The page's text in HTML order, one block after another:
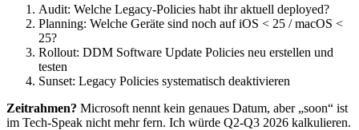
Audit: Welche Legacy-Policies habt ihr aktuell deployed?
Planning: Welche Geräte sind noch auf iOS < 25 / macOS <
25?
Rollout: DDM Software Update Policies neu erstellen und
testen
Sunset: Legacy Policies systematisch deaktivieren
Zeitrahmen? Microsoft nennt kein genaues Datum, aber „soon“ ist
im Tech-Speak nicht mehr fern. Ich würde Q2-Q3 2026 kalkulieren.